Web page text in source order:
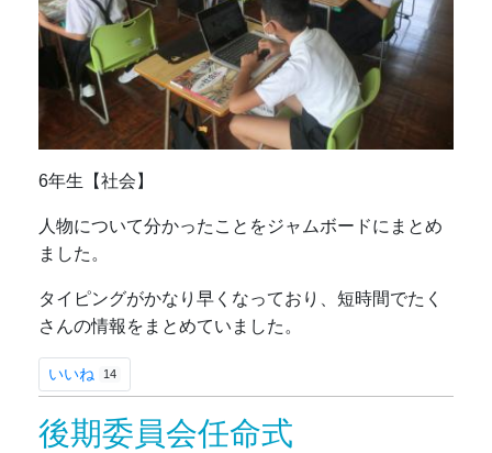
6年生【社会】
人物について分かったことをジャムボードにまとめ
ました。
タイピングがかなり早くなっており、短時間でたく
さんの情報をまとめていました。
いいね 14
後期委員会任命式